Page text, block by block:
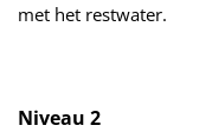
met het restwater.
Niveau 2